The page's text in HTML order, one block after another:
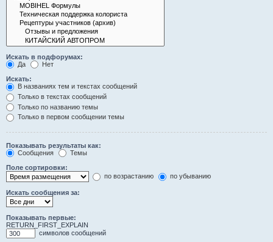
Искать в подфорумах:
Да
Нет
Искать:
В названиях тем и текстах сообщений
Только в текстах сообщений
Только по названию темы
Только в первом сообщении темы
Показывать результаты как:
Сообщения
Темы
Поле сортировки:
по возрастанию
по убыванию
Искать сообщения за:
Показывать первые:
RETURN_FIRST_EXPLAIN
символов сообщений